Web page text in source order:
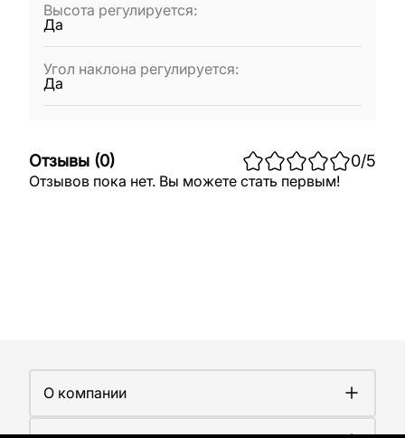
Высота регулируется:
Да
Угол наклона регулируется:
Да
Отзывы (0) 0/5
Отзывов пока нет. Вы можете стать первым!
О компании